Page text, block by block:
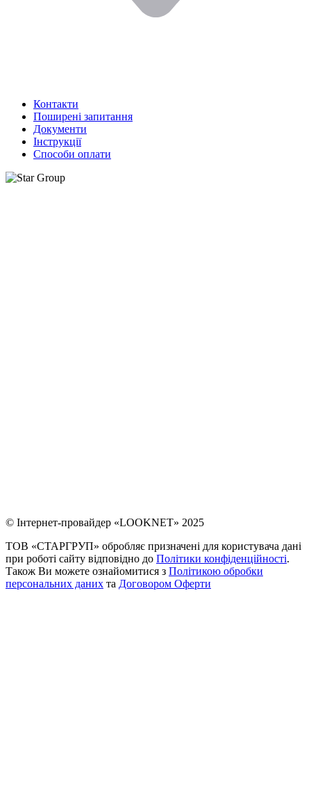
Контакти
Поширені запитання
Документи
Інструкції
Способи оплати
© Інтернет-провайдер «LOOKNET» 2025
ТОВ «СТАРГРУП» обробляє призначені для користувача дані
при роботі сайту відповідно до Політики конфіденційності.
Також Ви можете ознайомитися з Політикою обробки
персональних даних та Договором Оферти